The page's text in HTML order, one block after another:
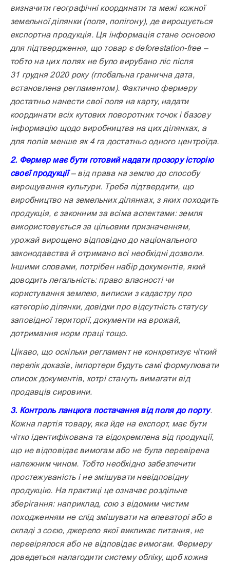
визначити географічні координати та межі кожної
земельної ділянки (поля, полігону), де вирощується
експортна продукція. Ця інформація стане основою
для підтвердження, що товар є deforestation-free –
тобто на цих полях не було вирубано ліс після
31 грудня 2020 року (глобальна гранична дата,
встановлена регламентом). Фактично фермеру
достатньо нанести свої поля на карту, надати
координати всіх кутових поворотних точок і базову
інформацію щодо виробництва на цих ділянках, а
для полів менше як 4 га достатньо одного центроїда.
2. Фермер має бути готовий надати прозору історію
своєї продукції– від права на землю до способу
вирощування культури. Треба підтвердити, що
виробництво на земельних ділянках, з яких походить
продукція, є законним за всіма аспектами: земля
використовується за цільовим призначенням,
урожай вирощено відповідно до національного
законодавства й отримано всі необхідні дозволи.
Іншими словами, потрібен набір документів, який
доводить легальність: право власності чи
користування землею, виписки з кадастру про
категорію ділянки, довідки про відсутність статусу
заповідної території, документи на врожай,
дотримання норм праці тощо.
Цікаво, що оскільки регламент не конкретизує чіткий
перелік доказів, імпортери будуть самі формулювати
список документів, котрі стануть вимагати від
продавців сировини.
3. Контроль ланцюга постачання від поля до порту.
Кожна партія товару, яка йде на експорт, має бути
чітко ідентифікована та відокремлена від продукції,
що не відповідає вимогам або не була перевірена
належним чином. Тобто необхідно забезпечити
простежуваність і не змішувати невідповідну
продукцію. На практиці це означає роздільне
зберігання: наприклад, сою з відомим чистим
походженням не слід змішувати на елеваторі або в
складі з соєю, джерело якої викликає питання, не
перевірялося або не відповідає вимогам. Фермеру
доведеться налагодити систему обліку, щоб кожна